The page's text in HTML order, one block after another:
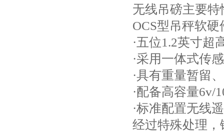
无线吊磅主要特
OCS型吊秤软
·五位1.2英寸超
·采用一体式传
·具有重量暂留
·配备高容量6v/
·标准配置无线
经过特殊处理